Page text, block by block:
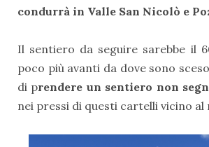
condurrà in Valle San Nicolò e
Il sentiero da seguire sarebbe il
poco più avanti da dove sono
di prendere un sentiero non
nei pressi di questi cartelli vicino al